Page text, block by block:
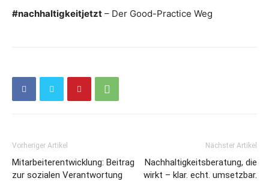
#nachhaltigkeitjetzt – Der Good-Practice Weg
Vorheriger Artikel
Mitarbeiterentwicklung: Beitrag
zur sozialen Verantwortung
Nächster Artikel
Nachhaltigkeitsberatung, die
wirkt – klar. echt. umsetzbar.